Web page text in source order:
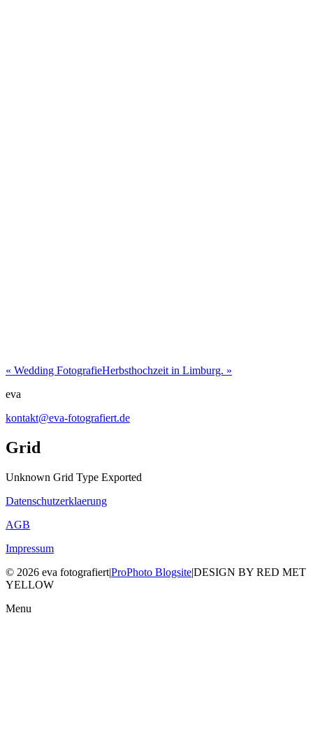
« Wedding FotografieHerbsthochzeit in Limburg. »
eva
kontakt@eva-fotografiert.de
Grid
Unknown Grid Type Exported
Datenschutzerklaerung
AGB
Impressum
© 2026 eva fotografiert|ProPhoto Blogsite|DESIGN BY RED MET
YELLOW
Menu